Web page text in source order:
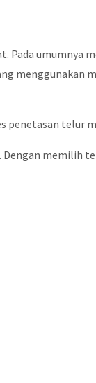
Pada umumnya
menggunakan
penetasan telur
memilih